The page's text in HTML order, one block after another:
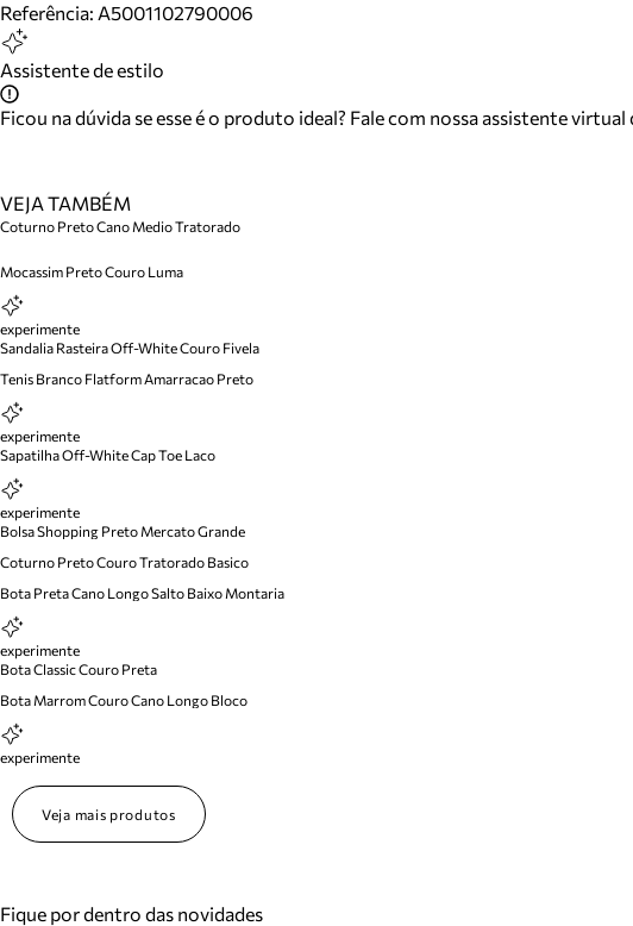
Referência: A5001102790006
Assistente de estilo
Ficou na dúvida se esse é o produto ideal? Fale com nossa assistente
VEJA TAMBÉM
Coturno Preto Cano Medio Tratorado
Mocassim Preto Couro Luma
experimente
Sandalia Rasteira Off-White Couro Fivela
Tenis Branco Flatform Amarracao Preto
experimente
Sapatilha Off-White Cap Toe Laco
experimente
Bolsa Shopping Preto Mercato Grande
Coturno Preto Couro Tratorado Basico
Bota Preta Cano Longo Salto Baixo Montaria
experimente
Bota Classic Couro Preta
Bota Marrom Couro Cano Longo Bloco
experimente
Veja mais produtos
Fique por dentro das novidades